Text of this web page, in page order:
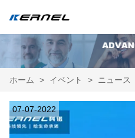
ホーム > イベント > ニュース
07-07-2022